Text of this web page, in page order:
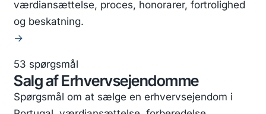
værdiansættelse, proces, honorarer, fortrolighed
og beskatning.
→
53 spørgsmål
Salg af Erhvervsejendomme
Spørgsmål om at sælge en erhvervsejendom i